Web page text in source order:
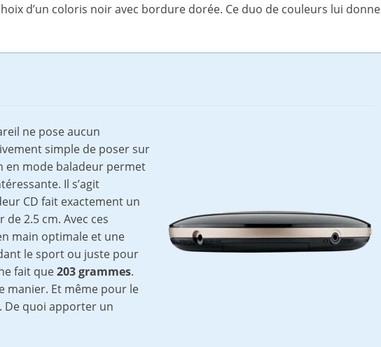
d’un coloris noir avec bordure dorée. Ce duo de couleurs lui donne
ne pose aucun
simple de poser sur
en mode baladeur permet
Il s’agit
CD fait exactement un
2.5 cm. Avec ces
main optimale et une
le sport ou juste pour
fait que203 grammes.
manier. Et même pour le
De quoi apporter un